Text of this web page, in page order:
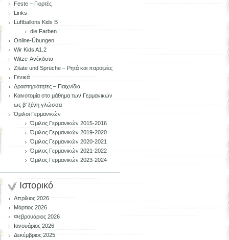
Feste – Γιορτές
Links
Luftballons Kids B
die Farben
Online-Übungen
Wir Kids A1.2
Witze-Ανέκδοτα
Zitate und Sprüche – Ρητά και παροιμίες
Γενικά
Δραστηριότητες – Παιχνίδια
Καινοτομία στο μάθημα των Γερμανικών
ως β' ξένη γλώσσα
Όμιλοι Γερμανικών
Όμιλος Γερμανικών 2015-2016
Όμιλος Γερμανικών 2019-2020
Όμιλος Γερμανικών 2020-2021
Όμιλος Γερμανικών 2021-2022
Όμιλος Γερμανικών 2023-2024
Ιστορικό
Απρίλιος 2026
Μάρτιος 2026
Φεβρουάριος 2026
Ιανουάριος 2026
Δεκέμβριος 2025